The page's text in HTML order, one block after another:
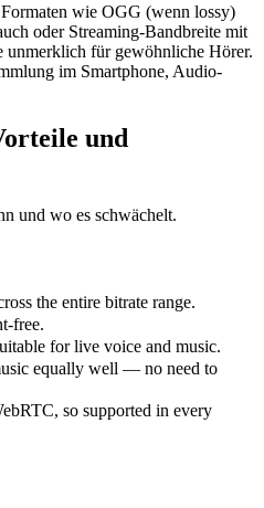
wie OGG (wenn lossy)
oder Streaming-Bandbreite mit
unmerklich für gewöhnliche Hörer.
im Smartphone, Audio-
und
und wo es schwächelt.
the entire bitrate range.
free.
for live voice and music.
equally well — no need to
so supported in every